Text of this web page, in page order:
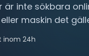
är inte sökbara
maskin det
inom 24h